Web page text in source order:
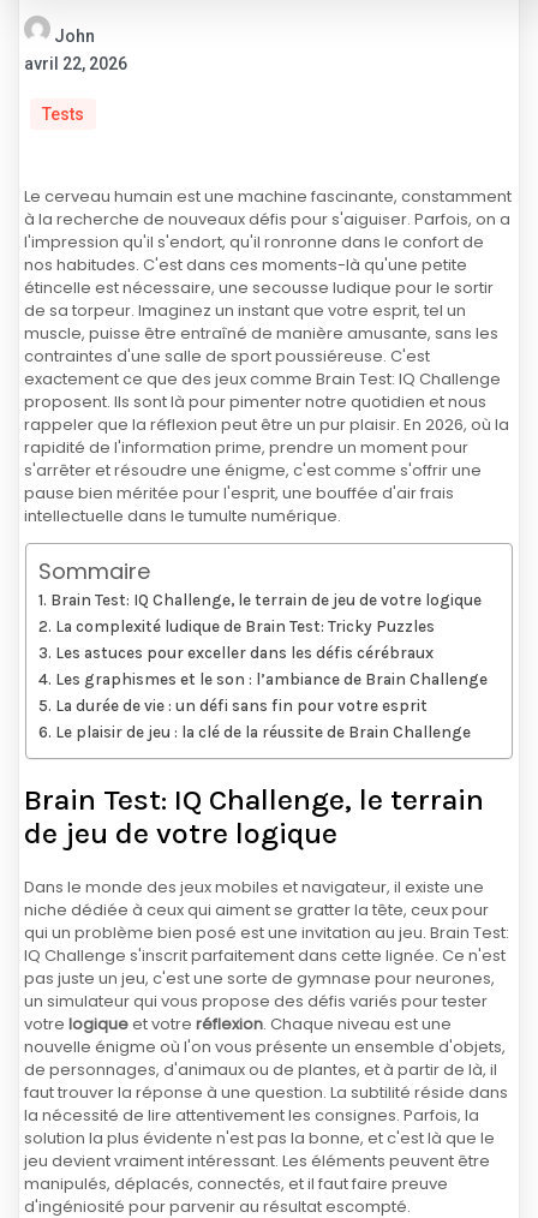
John
avril 22, 2026
Tests
Le cerveau humain est une machine fascinante, constamment
à la recherche de nouveaux défis pour s'aiguiser. Parfois, on a
l'impression qu'il s'endort, qu'il ronronne dans le confort de
nos habitudes. C'est dans ces moments-là qu'une petite
étincelle est nécessaire, une secousse ludique pour le sortir
de sa torpeur. Imaginez un instant que votre esprit, tel un
muscle, puisse être entraîné de manière amusante, sans les
contraintes d'une salle de sport poussiéreuse. C'est
exactement ce que des jeux comme Brain Test: IQ Challenge
proposent. Ils sont là pour pimenter notre quotidien et nous
rappeler que la réflexion peut être un pur plaisir. En 2026, où la
rapidité de l'information prime, prendre un moment pour
s'arrêter et résoudre une énigme, c'est comme s'offrir une
pause bien méritée pour l'esprit, une bouffée d'air frais
intellectuelle dans le tumulte numérique.
Sommaire
Brain Test: IQ Challenge, le terrain de jeu de votre logique
La complexité ludique de Brain Test: Tricky Puzzles
Les astuces pour exceller dans les défis cérébraux
Les graphismes et le son : l’ambiance de Brain Challenge
La durée de vie : un défi sans fin pour votre esprit
Le plaisir de jeu : la clé de la réussite de Brain Challenge
Brain Test: IQ Challenge, le terrain
de jeu de votre logique
Dans le monde des jeux mobiles et navigateur, il existe une
niche dédiée à ceux qui aiment se gratter la tête, ceux pour
qui un problème bien posé est une invitation au jeu. Brain Test:
IQ Challenge s'inscrit parfaitement dans cette lignée. Ce n'est
pas juste un jeu, c'est une sorte de gymnase pour neurones,
un simulateur qui vous propose des défis variés pour tester
votre logiqueet votre réflexion. Chaque niveau est une
nouvelle énigme où l'on vous présente un ensemble d'objets,
de personnages, d'animaux ou de plantes, et à partir de là, il
faut trouver la réponse à une question. La subtilité réside dans
la nécessité de lire attentivement les consignes. Parfois, la
solution la plus évidente n'est pas la bonne, et c'est là que le
jeu devient vraiment intéressant. Les éléments peuvent être
manipulés, déplacés, connectés, et il faut faire preuve
d'ingéniosité pour parvenir au résultat escompté.